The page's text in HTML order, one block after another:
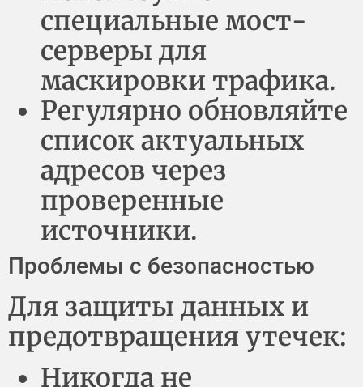
специальные мост-
серверы для
маскировки трафика.
Регулярно обновляйте
список актуальных
адресов через
проверенные
источники.
Проблемы с безопасностью
Для защиты данных и
предотвращения утечек:
Никогда не